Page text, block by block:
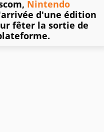
Nintendo
d'une édition
fêter la sortie de